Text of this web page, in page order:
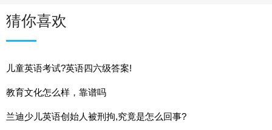
猜你喜欢
儿童英语考试?英语四六级答案!
教育文化怎么样，靠谱吗
兰迪少儿英语创始人被刑拘,究竟是怎么回事?